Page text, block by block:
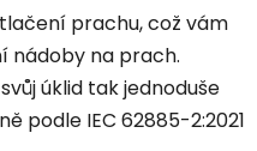
prachu, což vám
nádoby na prach.
úklid tak jednoduše
podle IEC 62885-2:2021